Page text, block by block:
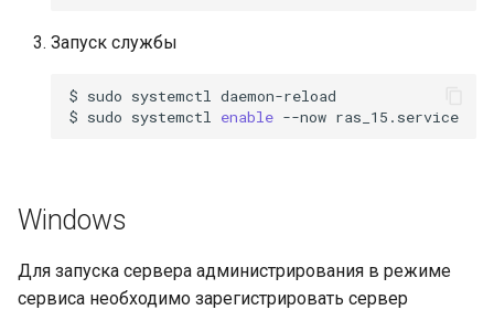
Запуск службы
$ sudo systemctl
daemon-reload
$ sudo systemctl enable --now
Windows
Для запуска сервера администрирования в режиме
сервиса необходимо зарегистрировать сервер